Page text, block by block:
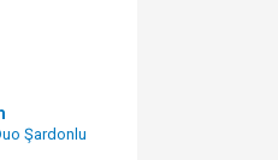
Şardonlu